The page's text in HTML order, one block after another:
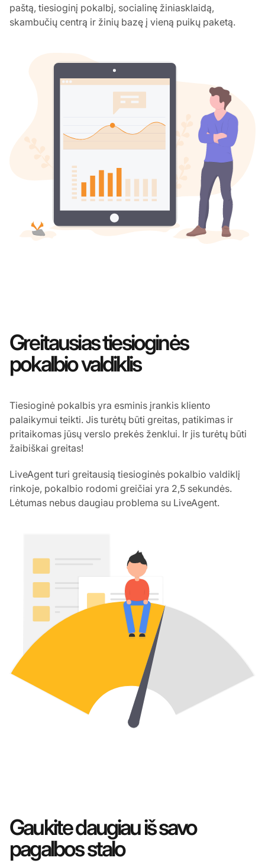
paštą, tiesioginį pokalbį, socialinę žiniasklaidą,
skambučių centrą ir žinių bazę į vieną puikų paketą.
Greitausias tiesioginės
pokalbio valdiklis
Tiesioginė pokalbis yra esminis įrankis kliento
palaikymui teikti. Jis turėtų būti greitas, patikimas ir
pritaikomas jūsų verslo prekės ženklui. Ir jis turėtų būti
žaibiškai greitas!
LiveAgent turi greitausią tiesioginės pokalbio valdiklį
rinkoje, pokalbio rodomi greičiai yra 2,5 sekundės.
Lėtumas nebus daugiau problema su LiveAgent.
Gaukite daugiau iš savo
pagalbos stalo